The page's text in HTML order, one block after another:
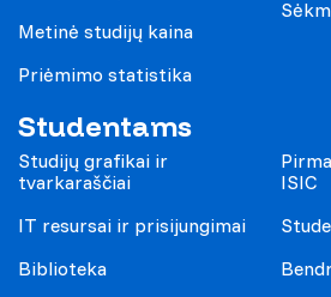
Metinė studijų kaina
Priėmimo statistika
Studentams
Studijų grafikai ir
tvarkaraščiai
IT resursai ir prisijungimai
Biblioteka
ISIC